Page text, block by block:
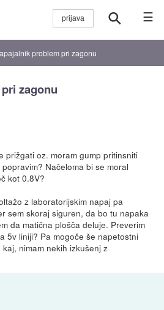
☰
problem pri zagonu
zagonu
prižgati oz. moram gump pritinsniti
Načeloma bi se moral
kot 0.8V?
z laboratorijskim napaj pa
sem skoraj siguren, da bo tu napaka
da matična plošča deluje. Preverim
5v liniji? Pa mogoče še napetostni
nimam nekih izkušenj z